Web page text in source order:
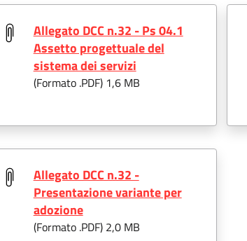
Allegato DCC n.32 - Ps 04.1
Assetto progettuale del
sistema dei servizi
(Formato .PDF) 1,6 MB
Allegato DCC n.32 -
Presentazione variante per
adozione
(Formato .PDF) 2,0 MB